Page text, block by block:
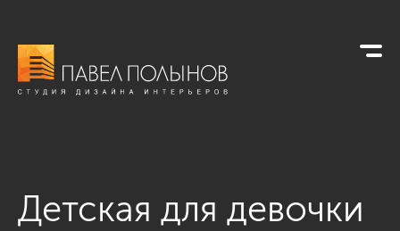
Детская для девочки